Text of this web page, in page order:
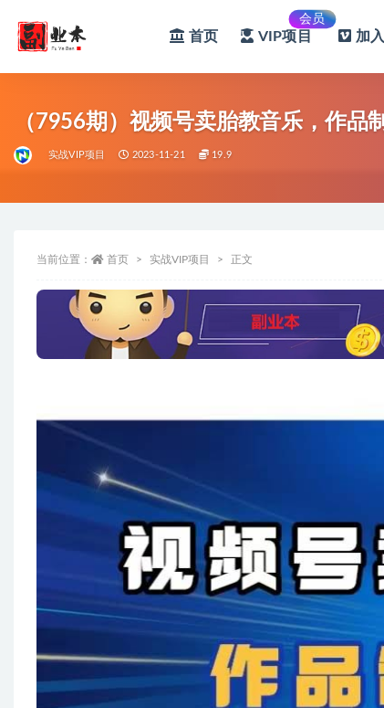
首页 VIP项目
会员
加
（7956期）视频号卖胎教音乐，作品
实战VIP项目 2023-11-21 19.9
当前位置： 首页 实战VIP项目 正文